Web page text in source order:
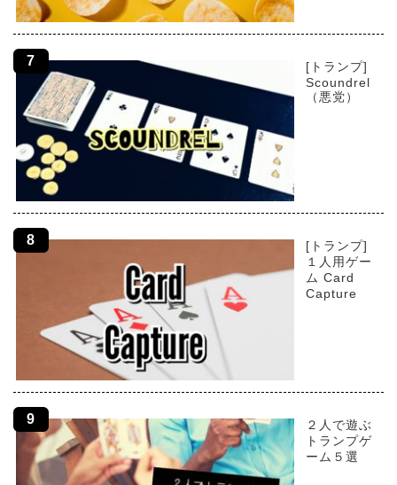
[トランプ]
Scoundrel
（悪党）
[トランプ]
１人用ゲー
ム Card
Capture
２人で遊ぶ
トランプゲ
ーム５選